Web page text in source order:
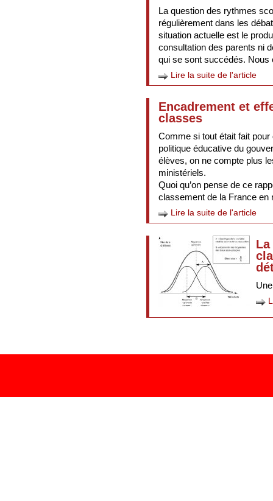
La question des rythmes
régulièrement dans les
situation actuelle est le
consultation des parents ni
qui se sont succédés. Nous
Lire la suite de l'article
Encadrement et
classes
Comme si tout était fait pour
politique éducative du
élèves, on ne compte plus
ministériels.
Quoi qu’on pense de ce
classement de la France en
Lire la suite de l'article